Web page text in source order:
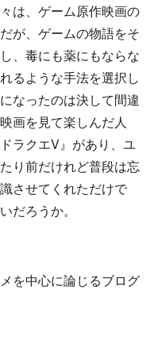
は、ゲーム原作映画の
が、ゲームの物語をそ
、毒にも薬にもならな
るような手法を選択し
なったのは決して間違
画を見て楽しんだ人
ラクエV』があり、ユ
り前だけれど普段は忘
させてくれただけで
だろうか。
を中心に論じるブログ